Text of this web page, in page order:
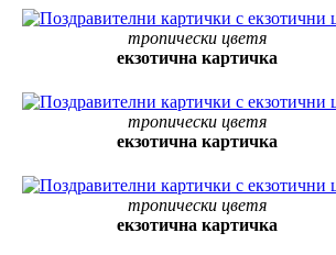
тропически цветя
екзотична картичка
тропически цветя
екзотична картичка
тропически цветя
екзотична картичка